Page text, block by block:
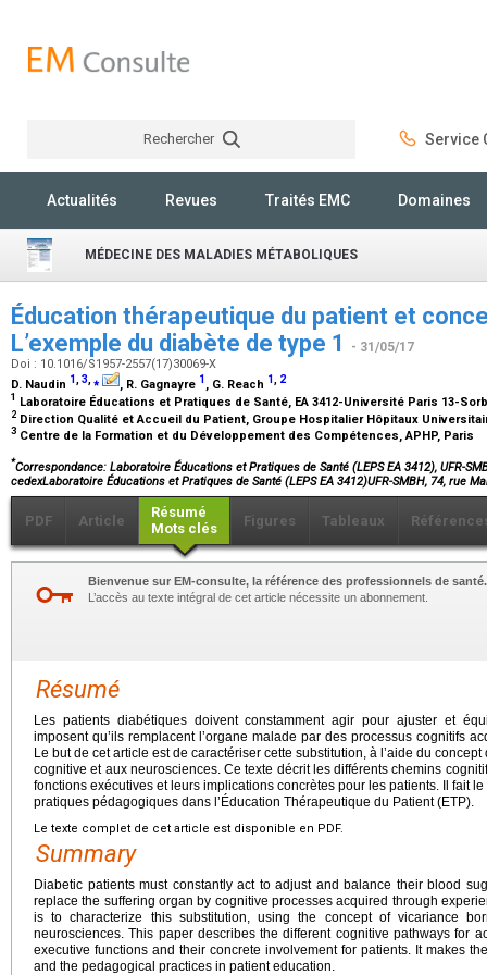
Rechercher Service
Actualités Revues Traités EMC Domaines
MÉDECINE DES MALADIES MÉTABOLIQUES
Éducation thérapeutique du patient et
L’exemple du diabète de type 1
- 31/05/17
Doi : 10.1016/S1957-2557(17)30069-X
D. Naudin 1,3,⁎ , R. Gagnayre 1 , G. Reach 1, 2
1 Laboratoire Éducations et Pratiques de Santé, EA 3412-Université Paris 13-
2 Direction Qualité et Accueil du Patient, Groupe Hospitalier Hôpitaux
3 Centre de la Formation et du Développement des Compétences, APHP, Paris
*Correspondance: Laboratoire Éducations et Pratiques de Santé (LEPS EA 3412), UFR-
cedexLaboratoire Éducations et Pratiques de Santé (LEPS EA 3412)UFR-SMBH, 74, rue
PDF Article
Résumé
Mots clés
Figures Tableaux
Bienvenue sur EM-consulte, la référence des professionnels de santé.
L’accès au texte intégral de cet article nécessite un abonnement.
Résumé
Les patients diabétiques doivent constamment agir pour ajuster et
imposent qu’ils remplacent l’organe malade par des processus cognitifs
Le but de cet article est de caractériser cette substitution, à l’aide du
cognitive et aux neurosciences. Ce texte décrit les différents chemins
fonctions exécutives et leurs implications concrètes pour les patients. Il fait
pratiques pédagogiques dans l’Éducation Thérapeutique du Patient (ETP).
Le texte complet de cet article est disponible en PDF.
Summary
Diabetic patients must constantly act to adjust and balance their blood
replace the suffering organ by cognitive processes acquired through
is to characterize this substitution, using the concept of vicariance
neurosciences. This paper describes the different cognitive pathways for
executive functions and their concrete involvement for patients. It makes
and the pedagogical practices in patient education.